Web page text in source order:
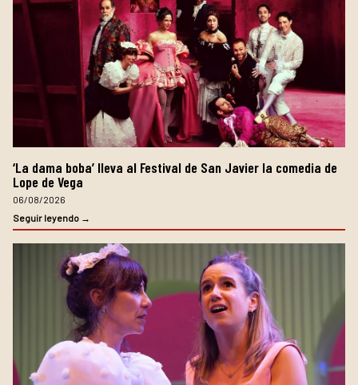
‘La dama boba’ lleva al Festival de San Javier la comedia de
Lope de Vega
06/08/2026
Seguir leyendo →